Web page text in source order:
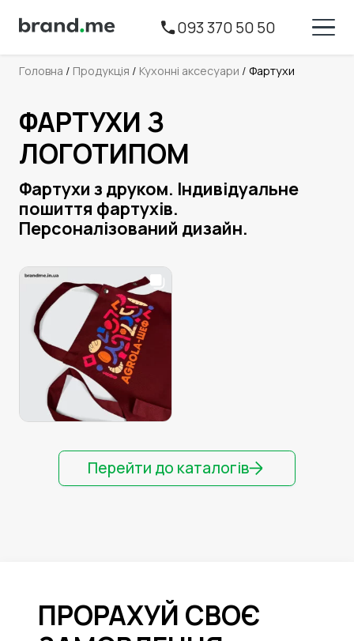
093 370 50 50
Головна / Продукція / Кухонні аксесуари / Фартухи
ФАРТУХИ З
ЛОГОТИПОМ
Фартухи з друком. Індивідуальне
пошиття фартухів.
Персоналізований дизайн.
Перейти до каталогів
ПРОРАХУЙ СВОЄ